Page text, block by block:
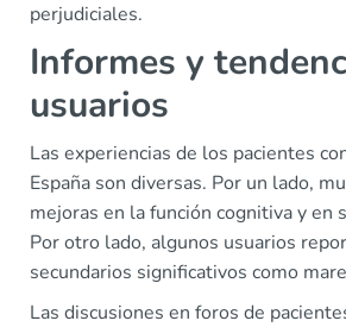
perjudiciales.
Informes y
usuarios
Las experiencias de los pacientes
España son diversas. Por un lado,
mejoras en la función cognitiva y en
Por otro lado, algunos usuarios
secundarios significativos como
Las discusiones en foros de